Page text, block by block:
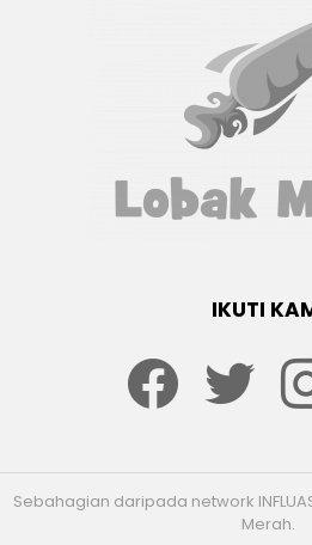
IKUTI
Sebahagian daripada network
Merah.